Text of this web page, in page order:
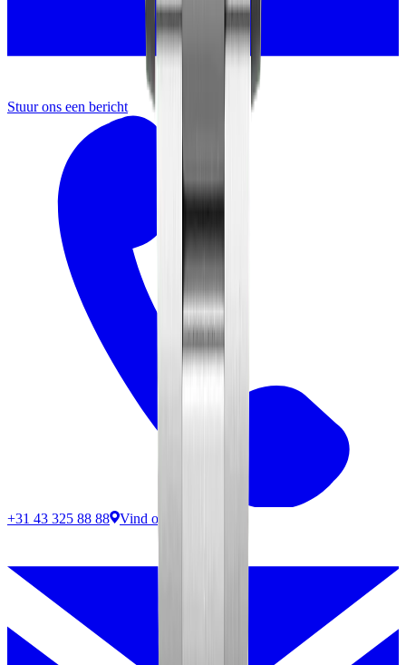
Stuur ons een bericht
+31 43 325 88 88 Vind ons